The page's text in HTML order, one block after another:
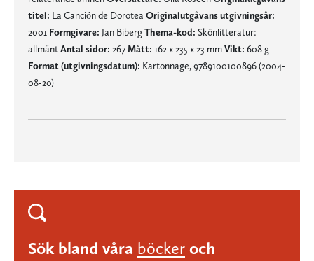
titel: La Canción de Dorotea Originalutgåvans utgivningsår:
2001 Formgivare: Jan BibergThema-kod: Skönlitteratur:
allmäntAntal sidor: 267 Mått: 162 x 235 x 23 mmVikt: 608 g
Format (utgivningsdatum): Kartonnage, 9789100100896 (2004-
08-20)
Sök bland våra böcker och